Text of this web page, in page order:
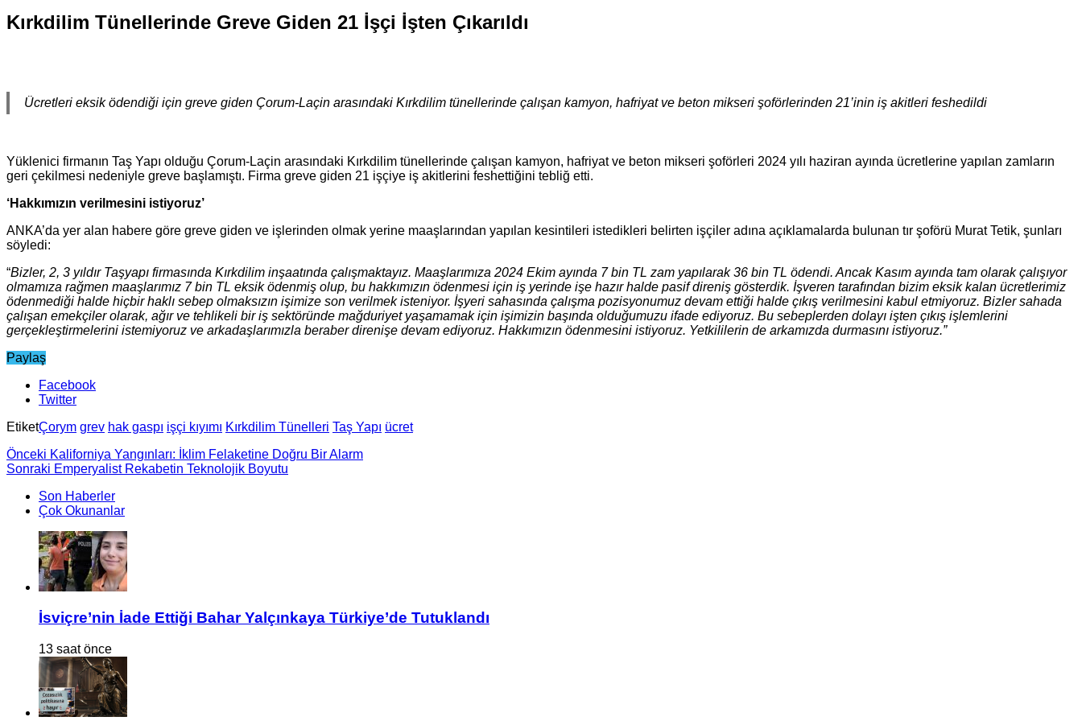
Kırkdilim Tünellerinde Greve Giden 21 İşçi İşten Çıkarıldı
Ücretleri eksik ödendiği için greve giden Çorum-Laçin arasındaki Kırkdilim tünellerinde çalışan kamyon, hafriyat ve beton mikseri şoförlerinden 21’inin iş akitleri feshedildi
Yüklenici firmanın Taş Yapı olduğu Çorum-Laçin arasındaki Kırkdilim tünellerinde çalışan kamyon, hafriyat ve beton mikseri şoförleri 2024 yılı haziran ayında ücretlerine yapılan zamların
geri çekilmesi nedeniyle greve başlamıştı. Firma greve giden 21 işçiye iş akitlerini feshettiğini tebliğ etti.
‘Hakkımızın verilmesini istiyoruz’
ANKA’da yer alan habere göre greve giden ve işlerinden olmak yerine maaşlarından yapılan kesintileri istedikleri belirten işçiler adına açıklamalarda bulunan tır şoförü Murat Tetik, şunları
söyledi:
“Bizler, 2, 3 yıldır Taşyapı firmasında Kırkdilim inşaatında çalışmaktayız. Maaşlarımıza 2024 Ekim ayında 7 bin TL zam yapılarak 36 bin TL ödendi. Ancak Kasım ayında tam olarak çalışıyor
olmamıza rağmen maaşlarımız 7 bin TL eksik ödenmiş olup, bu hakkımızın ödenmesi için iş yerinde işe hazır halde pasif direniş gösterdik. İşveren tarafından bizim eksik kalan ücretlerimiz
ödenmediği halde hiçbir haklı sebep olmaksızın işimize son verilmek isteniyor. İşyeri sahasında çalışma pozisyonumuz devam ettiği halde çıkış verilmesini kabul etmiyoruz. Bizler sahada
çalışan emekçiler olarak, ağır ve tehlikeli bir iş sektöründe mağduriyet yaşamamak için işimizin başında olduğumuzu ifade ediyoruz. Bu sebeplerden dolayı işten çıkış işlemlerini
gerçekleştirmelerini istemiyoruz ve arkadaşlarımızla beraber direnişe devam ediyoruz. Hakkımızın ödenmesini istiyoruz. Yetkililerin de arkamızda durmasını istiyoruz.”
Paylaş
Facebook
Twitter
EtiketÇorym grev hak gaspı işçi kıyımı Kırkdilim Tünelleri Taş Yapı ücret
Önceki Kaliforniya Yangınları: İklim Felaketine Doğru Bir Alarm
Sonraki Emperyalist Rekabetin Teknolojik Boyutu
Son Haberler
Çok Okunanlar
İsviçre’nin İade Ettiği Bahar Yalçınkaya Türkiye’de Tutuklandı
13 saat önce